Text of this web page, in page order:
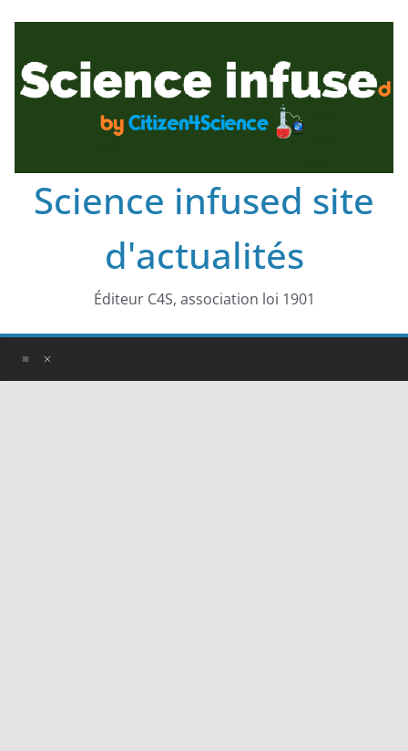
Science infused site
d'actualités
Éditeur C4S, association loi 1901